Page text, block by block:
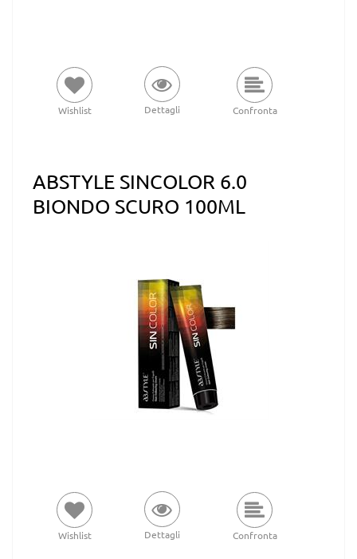
Wishlist Dettagli Confronta
ABSTYLE SINCOLOR 6.0
BIONDO SCURO 100ML
Wishlist Dettagli Confronta